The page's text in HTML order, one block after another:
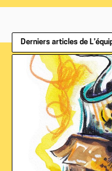
Derniers articles de